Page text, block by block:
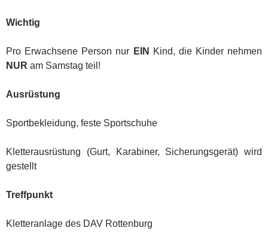
Wichtig
Pro Erwachsene Person nur EIN
Kind, die Kinder nehmen
NUR am Samstag teil!
Ausrüstung
Sportbekleidung, feste Sportschuhe
Kletterausrüstung (Gurt, Karabiner, Sicherungsgerät) wird
gestellt
Treffpunkt
Kletteranlage des DAV Rottenburg